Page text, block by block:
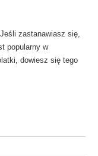
zastanawiasz się,
popularny w
dowiesz się tego